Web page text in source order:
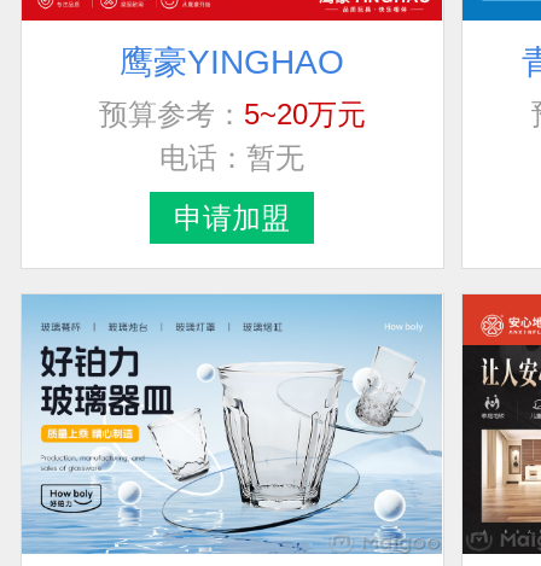
鹰豪YINGHAO
预算参考：
电话： 暂无
申请加盟